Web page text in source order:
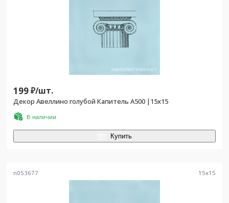
199₽/шт.
Декор Авеллино голубой Капитель A500 |15х15
В наличии
Купить
n053677 15x15